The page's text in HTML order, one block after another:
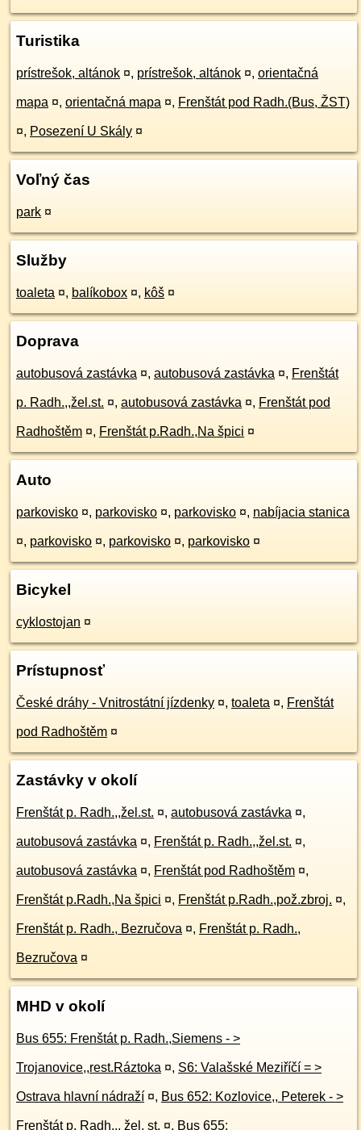
Turistika
prístrešok, altánok ¤, prístrešok, altánok ¤, orientačná
mapa ¤, orientačná mapa ¤, Frenštát pod Radh.(Bus, ŽST)
¤, Posezení U Skály ¤
Voľný čas
park ¤
Služby
toaleta ¤, balíkobox ¤, kôš ¤
Doprava
autobusová zastávka ¤, autobusová zastávka ¤, Frenštát
p. Radh.,,žel.st. ¤, autobusová zastávka ¤, Frenštát pod
Radhoštěm ¤, Frenštát p.Radh.,Na špici ¤
Auto
parkovisko ¤, parkovisko ¤, parkovisko ¤, nabíjacia stanica
¤, parkovisko ¤, parkovisko ¤, parkovisko ¤
Bicykel
cyklostojan ¤
Prístupnosť
České dráhy - Vnitrostátní jízdenky ¤, toaleta ¤, Frenštát
pod Radhoštěm ¤
Zastávky v okolí
Frenštát p. Radh.,,žel.st. ¤, autobusová zastávka ¤,
autobusová zastávka ¤, Frenštát p. Radh.,,žel.st. ¤,
autobusová zastávka ¤, Frenštát pod Radhoštěm ¤,
Frenštát p.Radh.,Na špici ¤, Frenštát p.Radh.,pož.zbroj. ¤,
Frenštát p. Radh., Bezručova ¤, Frenštát p. Radh.,
Bezručova ¤
MHD v okolí
Bus 655: Frenštát p. Radh.,Siemens - >
Trojanovice,,rest.Ráztoka ¤, S6: Valašské Meziříčí = >
Ostrava hlavní nádraží ¤, Bus 652: Kozlovice,, Peterek - >
Frenštát p. Radh.,, žel. st. ¤, Bus 655: